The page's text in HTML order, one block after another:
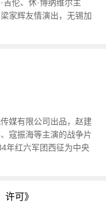
伦、休·博纳维尔主
家辉友情演出，无锡加
媒有限公司出品，赵建
寇振海等主演的战争片
年红六军团西征为中央
可》